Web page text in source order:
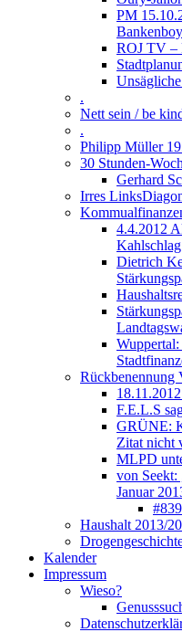
PM
ROJ TV –
.
Nett sein / be
.
Philipp Müller
30 Stunden-
Gerhard
Irres
4.4.2012
Kahlschlag
Dietrich
Rückbenennung
F.E.L.S
GRÜNE:
Zitat nicht
MLPD
von
Januar
Haushalt 2013/
Kalender
Impressum
Wieso?